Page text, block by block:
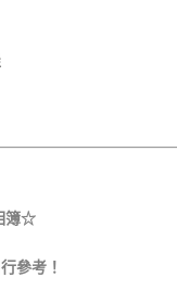
簿☆
參考！